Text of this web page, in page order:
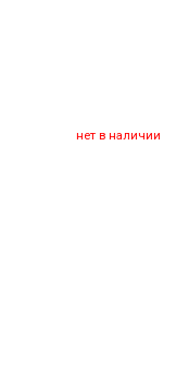
нет в наличии